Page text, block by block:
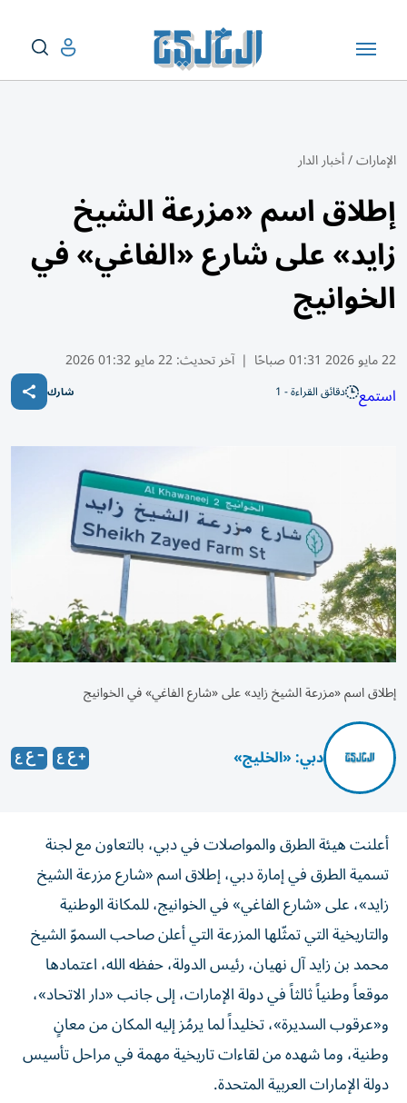
الإمارات/أخبار الدار
إطلاق اسم «مزرعة الشيخ
زايد» على شارع «الفاغي» في
الخوانيج
22 مايو 2026 01:31 صباحًا | آخر تحديث:22 مايو 01:32 2026
استمع دقائق القراءة - 1 شارك
إطلاق اسم «مزرعة الشيخ زايد» على «شارع الفاغي» في الخوانيج
دبي: «الخليج»
أعلنت هيئة الطرق والمواصلات في دبي، بالتعاون مع لجنة
تسمية الطرق في إمارة دبي، إطلاق اسم «شارع مزرعة الشيخ
زايد»، على «شارع الفاغي» في الخوانيج، للمكانة الوطنية
والتاريخية التي تمثّلها المزرعة التي أعلن صاحب السموّ الشيخ
محمد بن زايد آل نهيان، رئيس الدولة، حفظه الله، اعتمادها
موقعاً وطنياً ثالثاً في دولة الإمارات، إلى جانب «دار الاتحاد»،
و«عرقوب السديرة»، تخليداً لما يرمُز إليه المكان من معانٍ
وطنية، وما شهده من لقاءات تاريخية مهمة في مراحل تأسيس
دولة الإمارات العربية المتحدة.